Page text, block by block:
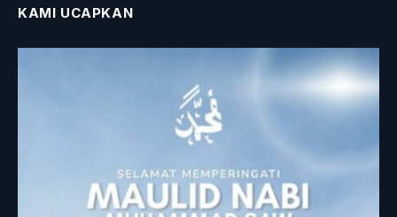
KAMI UCAPKAN